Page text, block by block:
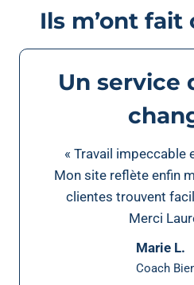
Ils m’ont fait
Un service
« Travail impeccable
Mon site reflète enfin
clientes trouvent
Merci
Marie L.
Coach